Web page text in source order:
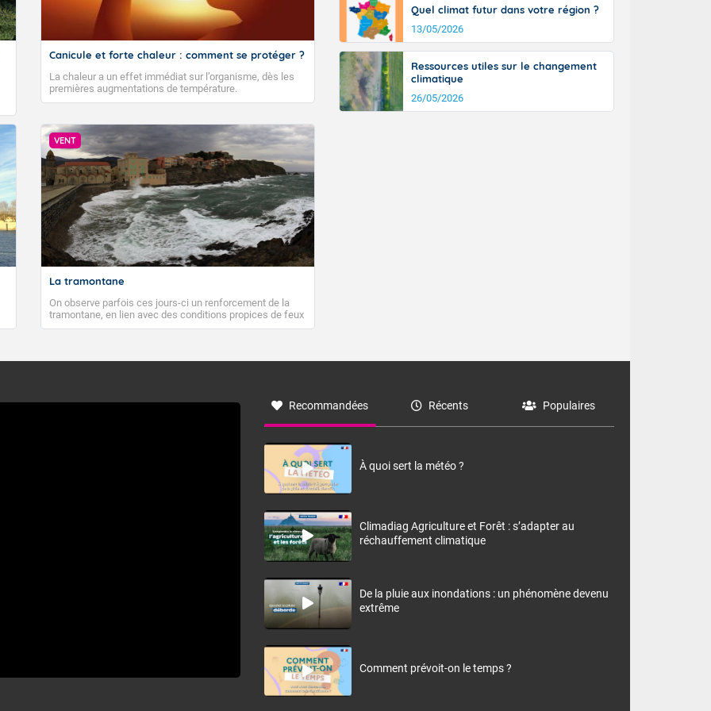
Canicule et forte chaleur : comment se protéger ?
La chaleur a un effet immédiat sur l’organisme, dès les
premières augmentations de température.
VENT
La tramontane
On observe parfois ces jours-ci un renforcement de la
tramontane, en lien avec des conditions propices de feux
de forêt. Mais qu'est-ce que la tramontane ? Quelles sont
à nord-ouest, dans un secteur qui part du Roussillon à la
monts, en allusion aux régions montagneuses d’où
Quel climat futur dans votre région ?
13/05/2026
Ressources utiles sur le changement
climatique
26/05/2026
Recommandées Récents Populaires
À quoi sert la météo ?
Climadiag Agriculture et Forêt : s’adapter au
réchauffement climatique
De la pluie aux inondations : un phénomène devenu
extrême
Comment prévoit-on le temps ?